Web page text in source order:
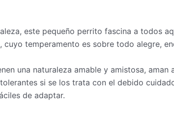
este pequeño perrito fascina a todos
cuyo temperamento es sobre todo alegre,
una naturaleza amable y amistosa, aman
si se los trata con el debido
de adaptar.